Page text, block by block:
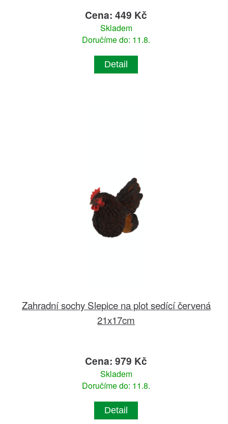
Cena: 449 Kč
Skladem
Doručíme do: 11.8.
Detail
Zahradní sochy Slepice na plot sedící červená
21x17cm
Cena: 979 Kč
Skladem
Doručíme do: 11.8.
Detail